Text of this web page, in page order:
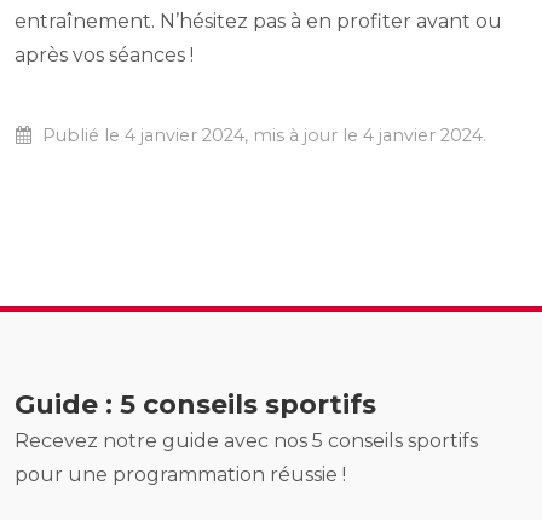
entraînement. N’hésitez pas à en profiter avant ou
après vos séances !
Publié le 4 janvier 2024, mis à jour le 4 janvier 2024.
Guide : 5 conseils sportifs
Recevez notre guide avec nos 5 conseils sportifs
pour une programmation réussie !